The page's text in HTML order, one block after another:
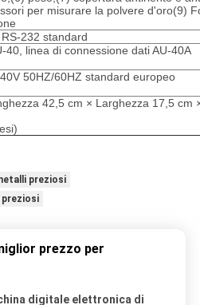
per misurare la polvere d'oro(9)
232 standard
40, linea di connessione dati AU-40A
50HZ/60HZ standard europeo
42,5 cm × Larghezza 17,5 cm
preziosi
prezzo per
digitale elettronica di